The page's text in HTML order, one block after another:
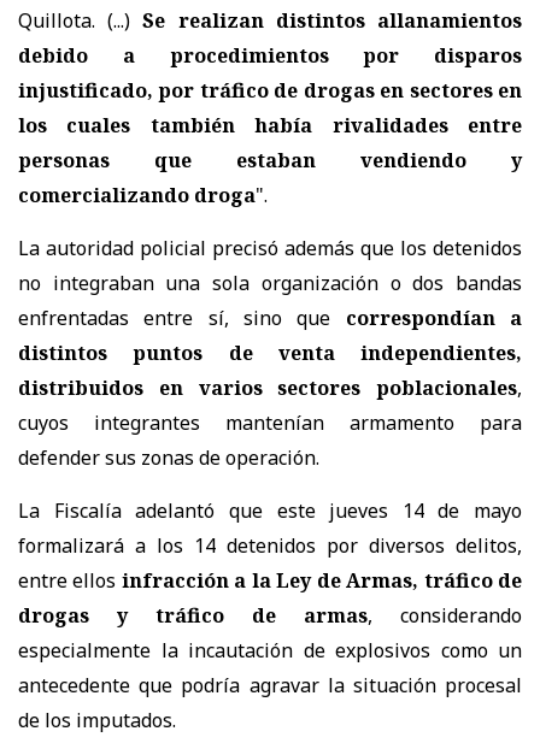
Quillota. (...)Se realizan distintos allanamientos
debido a procedimientos por disparos
injustificado, por tráfico de drogas en sectores en
los cuales también había rivalidades entre
personas que estaban vendiendo y
comercializando droga".
La autoridad policial precisó además que los detenidos
no integraban una sola organización o dos bandas
enfrentadas entre sí, sino que correspondían a
distintos puntos de venta independientes,
distribuidos en varios sectores poblacionales,
cuyos integrantes mantenían armamento para
defender sus zonas de operación.
La Fiscalía adelantó que este jueves 14 de mayo
formalizará a los 14 detenidos por diversos delitos,
entre ellos infracción a la Ley de Armas, tráfico de
drogas y tráfico de armas, considerando
especialmente la incautación de explosivos como un
antecedente que podría agravar la situación procesal
de los imputados.